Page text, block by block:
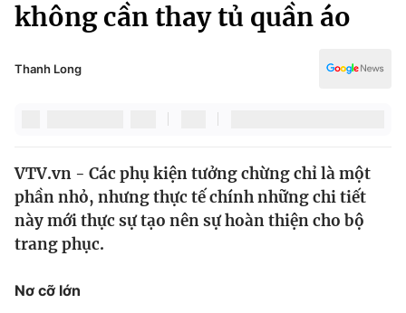
Xã hội
Pháp luật
Thế giới
Tin tức
Thế giới đó đây
Câu chuyện quốc tế
Kinh tế
Dữ liệu và đời sống
Văn hóa - Giải trí
Y tế
Công nghệ
không cần thay tủ quần áo
Thanh Long
VTV.vn - Các phụ kiện tưởng chừng chỉ là một
phần nhỏ, nhưng thực tế chính những chi tiết
này mới thực sự tạo nên sự hoàn thiện cho bộ
trang phục.
Nơ cỡ lớn